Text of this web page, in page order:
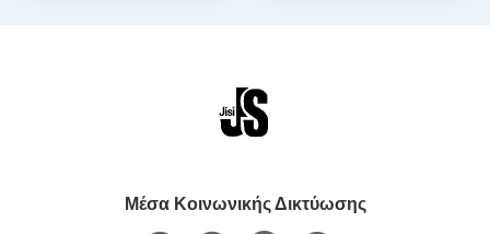
Μέσα Κοινωνικής Δικτύωσης